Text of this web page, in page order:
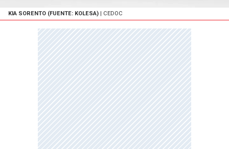
KIA SORENTO (FUENTE: KOLESA) | CEDOC